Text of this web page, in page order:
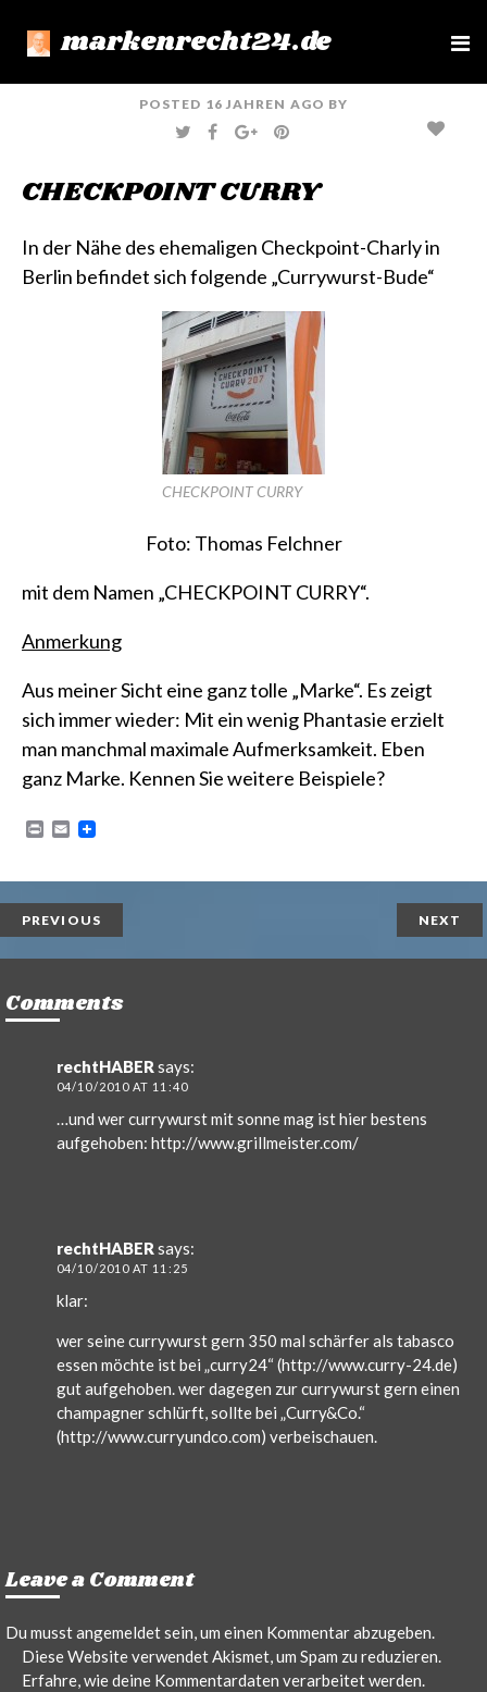
markenrecht24.de
e
POSTED 16 JAHREN AGO BY
T
W
T
E
F
A
B
O
G
O
L
E
P
I
E
R
CHECKPOINT CURRY
In der Nähe des ehemaligen Checkpoint-Charlyin
Berlin befindet sich folgende „Currywurst-Bude“
CHECKPOINT CURRY
Foto: Thomas Felchner
mit dem Namen „CHECKPOINT CURRY“.
Anmerkung
Aus meiner Sicht eine ganz tolle „Marke“. Es zeigt
sich immer wieder: Mit ein wenig Phantasie erzielt
man manchmal maximale Aufmerksamkeit. Eben
ganz Marke. Kennen Sie weitere Beispiele?
P
n
t
E
i
l
PREVIOUS NEXT
Comments
rechtHABER says:
04/10/2010 AT 11:40
…und wer currywurst mit sonne mag ist hier bestens
aufgehoben: http://www.grillmeister.com/
rechtHABER says:
04/10/2010 AT 11:25
klar:
wer seine currywurst gern 350 mal schärfer als tabasco
essen möchte ist bei „curry24“ (http://www.curry-24.de)
gut aufgehoben. wer dagegen zur currywurst gern einen
champagner schlürft, sollte bei „Curry&Co.“
(http://www.curryundco.com) verbeischauen.
Leave a Comment
Du musstangemeldetsein, um einen Kommentar abzugeben.
Diese Website verwendet Akismet, um Spam zu reduzieren.
Erfahre, wie deine Kommentardaten verarbeitet werden.